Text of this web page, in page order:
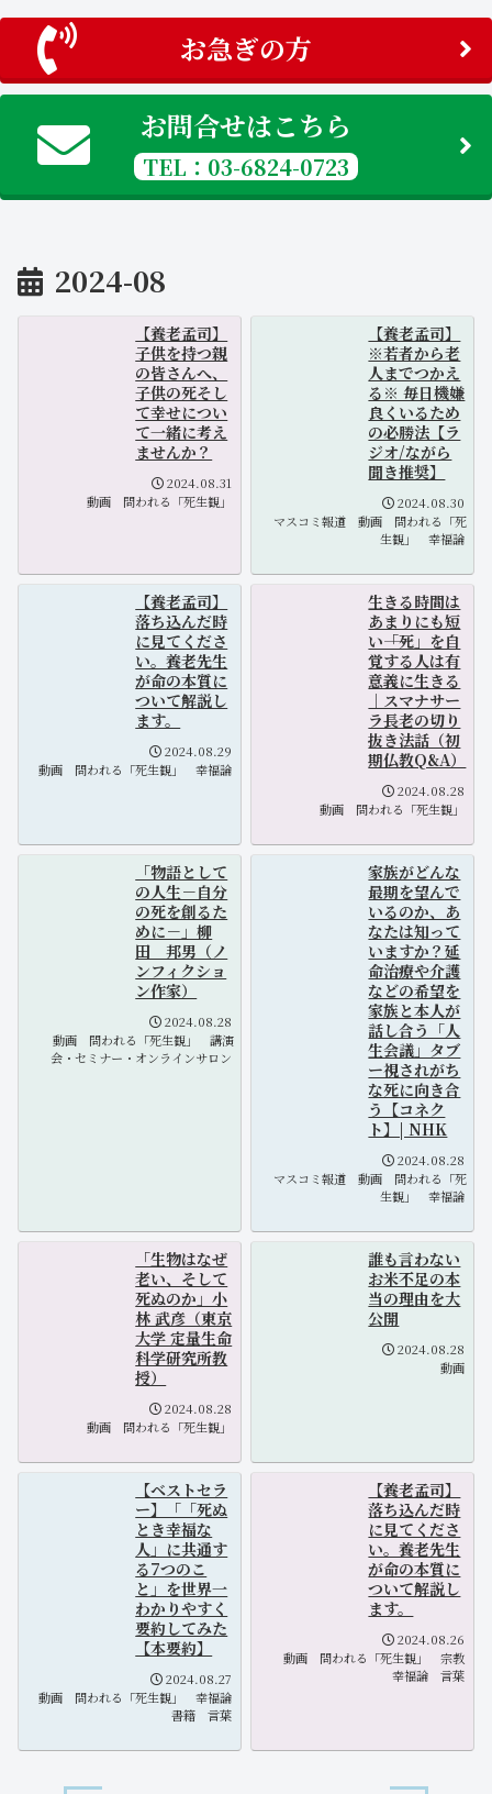
お急ぎの方
お問合せはこちら
TEL：03-6824-0723
2024-08
【養老孟司】
子供を持つ親
の皆さんへ、
子供の死そし
て幸せについ
て一緒に考え
ませんか？
2024.08.31
動画
問われる「死生観」
【養老孟司】
※若者から老
人までつかえ
る※ 毎日機嫌
良くいるため
の必勝法【ラ
ジオ/ながら
聞き推奨】
2024.08.30
マスコミ報道
動画
問われる「死
生観」
幸福論
【養老孟司】
落ち込んだ時
に見てくださ
い。養老先生
が命の本質に
ついて解説し
ます。
2024.08.29
動画
問われる「死生観」 幸福論
生きる時間は
あまりにも短
い――「死」を自
覚する人は有
意義に生きる
｜スマナサー
ラ長老の切り
抜き法話（初
期仏教Q&A）
2024.08.28
動画
問われる「死生観」
「物語として
の人生－自分
の死を創るた
めに－」柳
田 邦男（ノ
ンフィクショ
ン作家）
2024.08.28
動画
問われる「死生観」
講演
会・セミナー・オンラインサロン
家族がどんな
最期を望んで
いるのか、あ
なたは知って
いますか？延
命治療や介護
などの希望を
家族と本人が
話し合う「人
生会議」タブ
ー視されがち
な死に向き合
う【コネク
ト】| NHK
2024.08.28
マスコミ報道
動画
問われる「死
生観」
幸福論
「生物はなぜ
老い、そして
死ぬのか」小
林 武彦（東京
大学 定量生命
科学研究所教
授）
2024.08.28
動画
問われる「死生観」
誰も言わない
お米不足の本
当の理由を大
公開
2024.08.28
動画
【ベストセラ
ー】「「死ぬ
とき幸福な
人」に共通す
る7つのこ
と」を世界一
わかりやすく
要約してみた
【本要約】
2024.08.27
動画
問われる「死生観」
幸福論
書籍
言葉
【養老孟司】
落ち込んだ時
に見てくださ
い。養老先生
が命の本質に
ついて解説し
ます。
2024.08.26
動画
問われる「死生観」
宗教
幸福論
言葉